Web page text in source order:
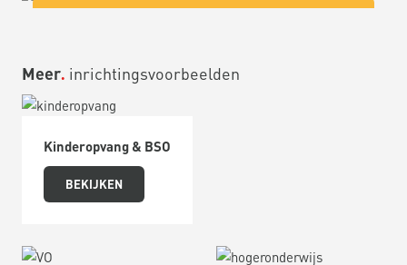
Meer inrichtingsvoorbeelden
Kinderopvang & BSO
BEKIJKEN